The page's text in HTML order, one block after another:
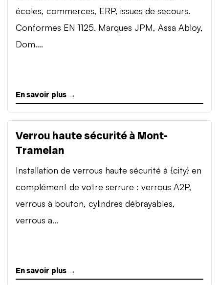
écoles, commerces, ERP, issues de secours.
Conformes EN 1125. Marques JPM, Assa Abloy,
Dom....
En savoir plus →
Verrou haute sécurité à Mont-
Tramelan
Installation de verrous haute sécurité à {city} en
complément de votre serrure : verrous A2P,
verrous à bouton, cylindres débrayables,
verrous a...
En savoir plus →